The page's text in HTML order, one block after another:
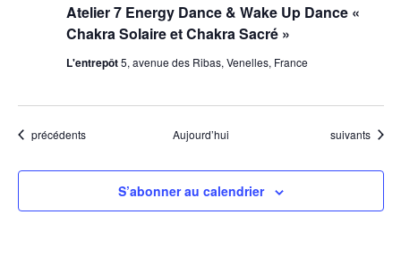
Atelier 7 Energy Dance & Wake Up Dance «
Chakra Solaire et Chakra Sacré »
L'entrepôt5, avenue des Ribas, Venelles, France
Évènements
précédents Aujourd’hui Évènements
suivants
S’abonner au calendrier